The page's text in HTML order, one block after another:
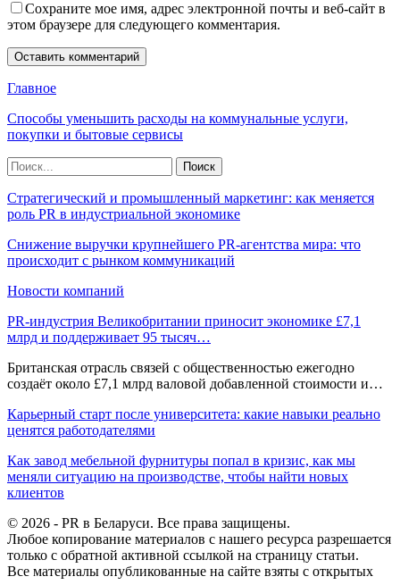
Сохраните мое имя, адрес электронной почты и веб-сайт в
этом браузере для следующего комментария.
Главное
Способы уменьшить расходы на коммунальные услуги,
покупки и бытовые сервисы
Стратегический и промышленный маркетинг: как меняется
роль PR в индустриальной экономике
Снижение выручки крупнейшего PR-агентства мира: что
происходит с рынком коммуникаций
Новости компаний
PR-индустрия Великобритании приносит экономике £7,1
млрд и поддерживает 95 тысяч…
Британская отрасль связей с общественностью ежегодно
создаёт около £7,1 млрд валовой добавленной стоимости и…
Карьерный старт после университета: какие навыки реально
ценятся работодателями
Как завод мебельной фурнитуры попал в кризис, как мы
меняли ситуацию на производстве, чтобы найти новых
клиентов
© 2026 - PR в Беларуси. Все права защищены.
Любое копирование материалов с нашего ресурса разрешается
только с обратной активной ссылкой на страницу статьи.
Все материалы опубликованные на сайте взяты с открытых